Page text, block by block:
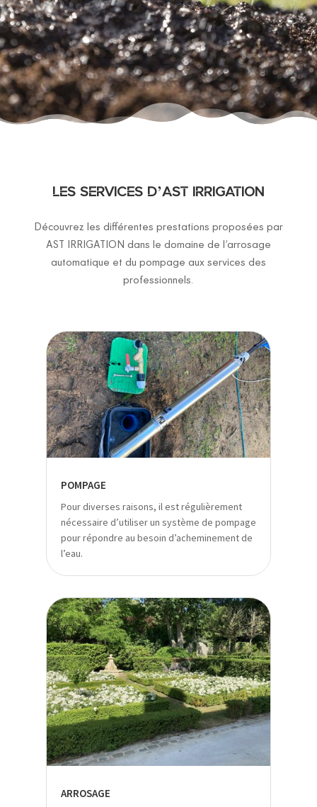
LES SERVICES D’AST IRRIGATION
Découvrez les différentes prestations proposées par
AST IRRIGATION dans le domaine de l’arrosage
automatique et du pompage aux services des
professionnels.
POMPAGE
Pour diverses raisons, il est régulièrement
nécessaire d’utiliser un système de pompage
pour répondre au besoin d’acheminement de
l’eau.
ARROSAGE